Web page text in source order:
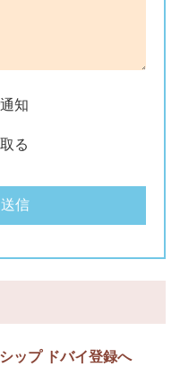
知
る
ップ ドバイ登録へ